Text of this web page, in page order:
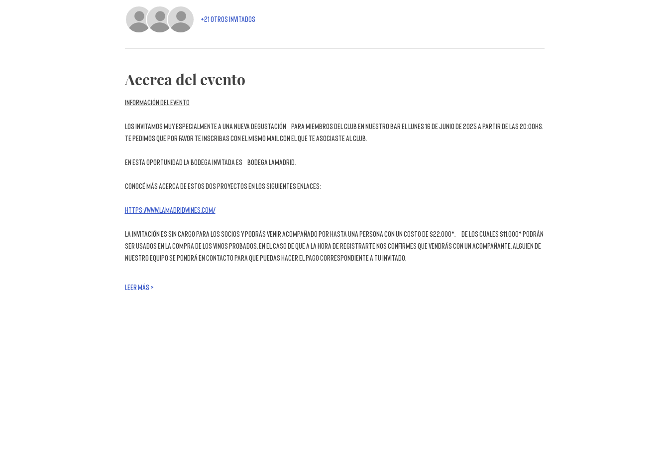
+21 otros invitados
Acerca del evento
Información del evento
Los invitamos muy especialmente a una nueva DEGUSTACIÓN para miembros del Club en nuestro bar el lunes 16 de junio de 2025 a partir de las 20:00hs.
Te pedimos que por favor te inscribas con el mismo mail con el que te asociaste al club.
En esta oportunidad la bodega invitada es Bodega Lamadrid.
Conocé más acerca de estos dos proyectos en los siguientes enlaces:
https://www.lamadridwines.com/
La invitación es sin cargo para los socios y podrás venir acompañado por hasta una persona con un costo de $22.000*,  de los cuales $11.000* podrán
ser usados en la compra de los vinos probados. En el caso de que a la hora de registrarte nos confirmes que vendrás con un acompañante, alguien de
nuestro equipo se pondrá en contacto para que puedas hacer el pago correspondiente a tu invitado.
LEER MÁS >